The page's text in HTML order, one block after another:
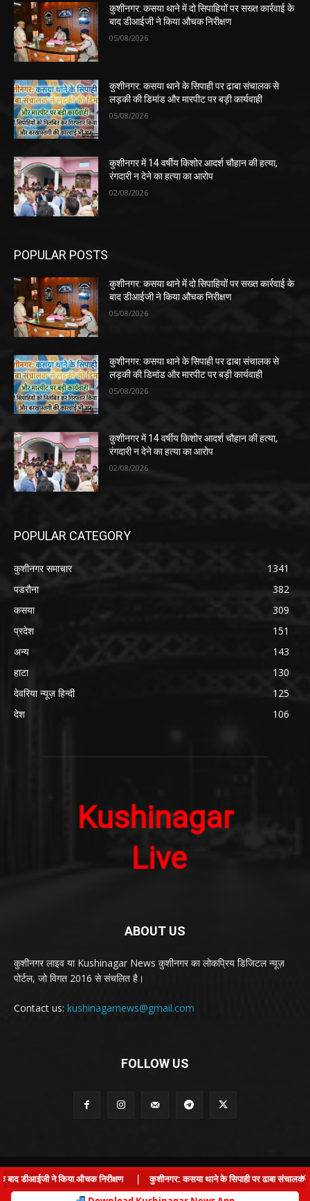
कुशीनगर: कसया थाने में दो सिपाहियों पर सख्त कार्रवाई के
बाद डीआईजी ने किया औचक निरीक्षण
05/08/2026
कुशीनगर: कसया थाने के सिपाही पर ढाबा संचालक से
लड़की की डिमांड और मारपीट पर बड़ी कार्यवाही
05/08/2026
कुशीनगर में 14 वर्षीय किशोर आदर्श चौहान की हत्या,
रंगदारी न देने का हत्या का आरोप
02/08/2026
POPULAR POSTS
कुशीनगर: कसया थाने में दो सिपाहियों पर सख्त कार्रवाई के
बाद डीआईजी ने किया औचक निरीक्षण
05/08/2026
कुशीनगर: कसया थाने के सिपाही पर ढाबा संचालक से
लड़की की डिमांड और मारपीट पर बड़ी कार्यवाही
05/08/2026
कुशीनगर में 14 वर्षीय किशोर आदर्श चौहान की हत्या,
रंगदारी न देने का हत्या का आरोप
02/08/2026
POPULAR CATEGORY
कुशीनगर समाचार
1341
पडरौना
382
कसया
309
प्रदेश
151
अन्य
143
हाटा
130
देवरिया न्यूज़ हिन्दी
125
देश
106
ABOUT US
कुशीनगर लाइव या Kushinagar News कुशीनगर का लोकप्रिय डिजिटल न्यूज़
पोर्टल, जो विगत 2016 से संचलित है।
Contact us: kushinagarnews@gmail.com
FOLLOW US
© Kushinagar Live - 2022 ×
डीआईजी ने किया औचक निरीक्षण
कुशीनगर: कसया थाने के सिपाही पर ढाबा संचालक से